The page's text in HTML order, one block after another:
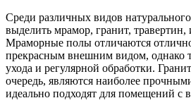
Среди различных видов
выделить мрамор, гранит, травертин,
Мраморные полы отличаются
прекрасным внешним видом, однако
ухода и регулярной обработки.
очередь, являются наиболее
идеально подходят для помещений с